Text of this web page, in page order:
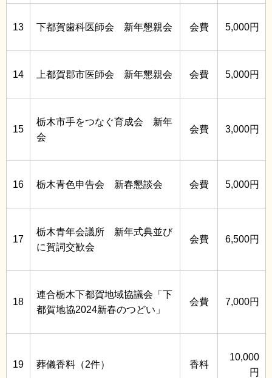
13 下都賀歯科医師会 新年懇親会 会費 5,000円
14 上都賀郡市医師会 新年懇親会 会費 5,000円
15
栃木市手をつなぐ育成会 新年
会
会費 3,000円
16 栃木青色申告会 新春懇談会 会費 5,000円
17
栃木青年会議所 新年式典並び
に賀詞交歓会
会費 6,500円
18
連合栃木下都賀地域協議会「下
都賀地協2024新春のつどい」
会費 7,000円
19 葬儀香料（2件） 香料
10,000
円